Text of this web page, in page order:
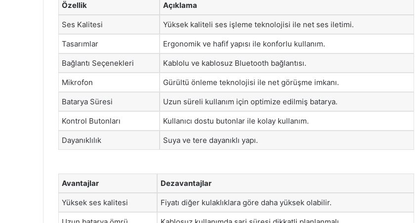
Özellik Açıklama
Ses Kalitesi Yüksek kaliteli ses işleme teknolojisi ile net ses iletimi.
Tasarımlar Ergonomik ve hafif yapısı ile konforlu kullanım.
Bağlantı Seçenekleri Kablolu ve kablosuz Bluetooth bağlantısı.
Mikrofon Gürültü önleme teknolojisi ile net görüşme imkanı.
Batarya Süresi Uzun süreli kullanım için optimize edilmiş batarya.
Kontrol Butonları Kullanıcı dostu butonlar ile kolay kullanım.
Dayanıklılık Suya ve tere dayanıklı yapı.
Avantajlar Dezavantajlar
Yüksek ses kalitesi Fiyatı diğer kulaklıklara göre daha yüksek olabilir.